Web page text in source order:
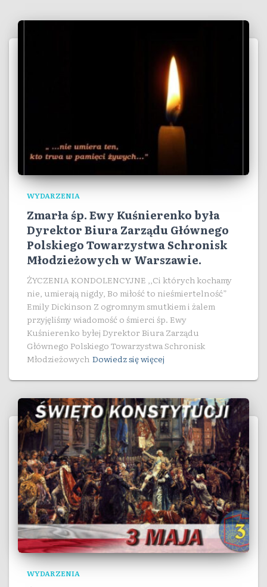
WYDARZENIA
Zmarła śp. Ewy Kuśnierenko była
Dyrektor Biura Zarządu Głównego
Polskiego Towarzystwa Schronisk
Młodzieżowych w Warszawie.
ŻYCZENIA KONDOLENCYJNE ,,Ci których kochamy
nie, umierają nigdy, Bo miłość to nieśmiertelność”
Emily Dickinson Z ogromnym smutkiem i żalem
przyjęliśmy wiadomość o śmierci śp. Ewy
Kuśnierenko byłej Dyrektor Biura Zarządu
Głównego Polskiego Towarzystwa Schronisk
Młodzieżowych Dowiedz się więcej
WYDARZENIA